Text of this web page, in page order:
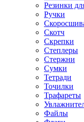
Резинки
Ручки
Скотч
Скрепки
Степлеры
Стержни
Сумки
Тетради
Точилки
Трафареты
Файлы